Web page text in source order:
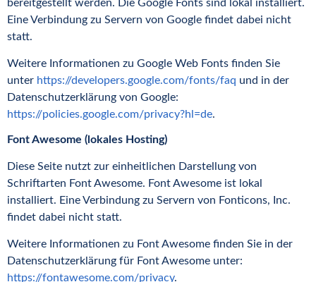
bereitgestellt werden. Die Google Fonts sind lokal installiert.
Eine Verbindung zu Servern von Google findet dabei nicht
statt.
Weitere Informationen zu Google Web Fonts finden Sie
unter https://developers.google.com/fonts/faq und in der
Datenschutzerklärung von Google:
https://policies.google.com/privacy?hl=de.
Font Awesome (lokales Hosting)
Diese Seite nutzt zur einheitlichen Darstellung von
Schriftarten Font Awesome. Font Awesome ist lokal
installiert. Eine Verbindung zu Servern von Fonticons, Inc.
findet dabei nicht statt.
Weitere Informationen zu Font Awesome finden Sie in der
Datenschutzerklärung für Font Awesome unter:
https://fontawesome.com/privacy.